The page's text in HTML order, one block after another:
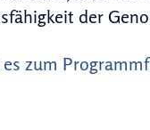
der
zum